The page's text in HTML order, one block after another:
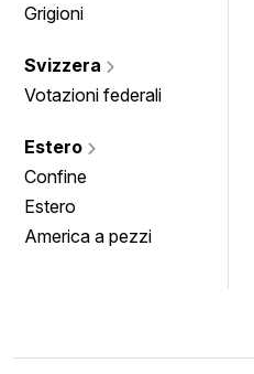
Grigioni
Svizzera
Votazioni federali
Estero
Confine
Estero
America a pezzi